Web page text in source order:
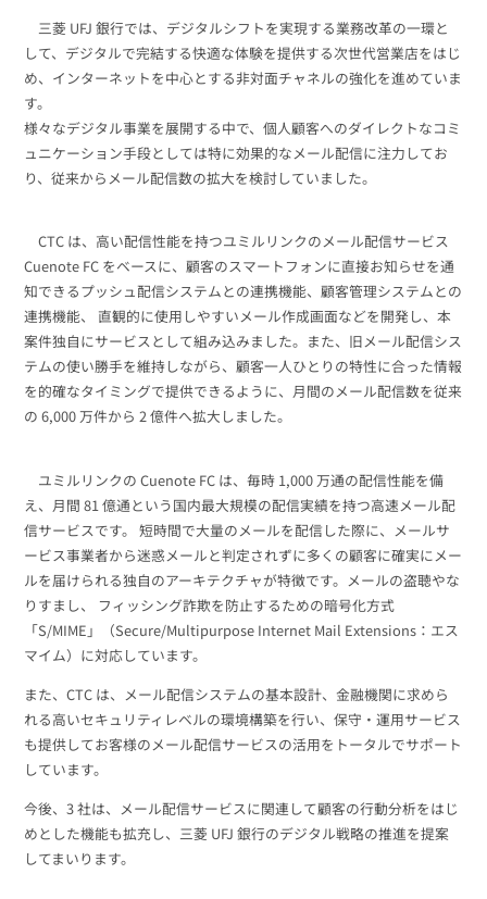
アンケートシステム・フォーム
緊急参集・安否確認
（当社グループ企業）
セキュリティ対策
デジタルマーケティング
三菱 UFJ 銀行では、デジタルシフトを実現する業務改革の一環と
して、デジタルで完結する快適な体験を提供する次世代営業店をはじ
め、インターネットを中心とする非対面チャネルの強化を進めていま
す。
様々なデジタル事業を展開する中で、個人顧客へのダイレクトなコミ
ュニケーション手段としては特に効果的なメール配信に注力してお
り、従来からメール配信数の拡大を検討していました。
CTC は、高い配信性能を持つユミルリンクのメール配信サービス
Cuenote FC をベースに、顧客のスマートフォンに直接お知らせを通
知できるプッシュ配信システムとの連携機能、顧客管理システムとの
連携機能、 直観的に使用しやすいメール作成画面などを開発し、本
案件独自にサービスとして組み込みました。また、旧メール配信シス
テムの使い勝手を維持しながら、顧客一人ひとりの特性に合った情報
を的確なタイミングで提供できるように、月間のメール配信数を従来
の 6,000 万件から 2 億件へ拡大しました。
ユミルリンクの Cuenote FC は、毎時 1,000 万通の配信性能を備
え、月間 81 億通という国内最大規模の配信実績を持つ高速メール配
信サービスです。 短時間で大量のメールを配信した際に、メールサ
ービス事業者から迷惑メールと判定されずに多くの顧客に確実にメー
ルを届けられる独自のアーキテクチャが特徴です。メールの盗聴やな
りすまし、 フィッシング詐欺を防止するための暗号化方式
「S/MIME」（Secure/Multipurpose Internet Mail Extensions：エス
マイム）に対応しています。
また、CTC は、メール配信システムの基本設計、金融機関に求めら
れる高いセキュリティレベルの環境構築を行い、保守・運用サービス
も提供してお客様のメール配信サービスの活用をトータルでサポート
しています。
今後、3 社は、メール配信サービスに関連して顧客の行動分析をはじ
めとした機能も拡充し、三菱 UFJ 銀行のデジタル戦略の推進を提案
してまいります。